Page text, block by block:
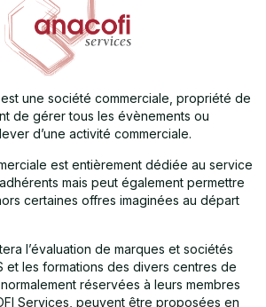
est une société commerciale, propriété de
de gérer tous les évènements ou
d’une activité commerciale.
est entièrement dédiée au service
mais peut également permettre
certaines offres imaginées au départ
l’évaluation de marques et sociétés
et les formations des divers centres de
réservées à leurs membres
Services, peuvent être proposées en